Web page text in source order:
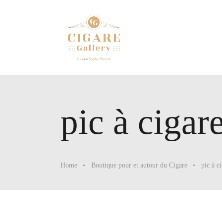
pic à
Home Boutique pour et autour du Cigare pic à